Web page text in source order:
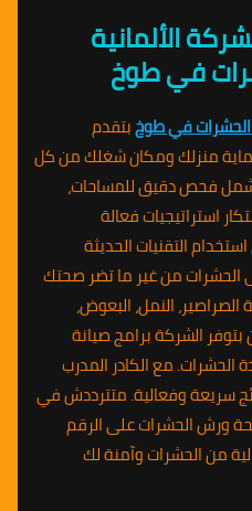
الألمانية
في طوخ
الحشرات في طوخبتقدم
منزلك ومكان شغلك من كل
تشمل فحص دقيق للمساحات،
استراتيجيات فعالة
التقنيات الحديثة
الحشرات من غير ما تضر صحتك
النمل، البعوض،
بتوفر الشركة برامج صيانة
الحشرات. مع الكادر المدرب
سريعة وفعالية. متترددش في
ورش الحشرات على الرقم
خالية من الحشرات وآمنة لك